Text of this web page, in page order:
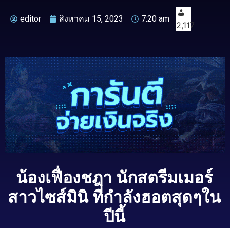
editor สิงหาคม 15, 2023 7:20 am
2,117
น้องเฟื่องชฎา นักสตรีมเมอร์
สาวไซส์มินิ ที่กำลังฮอตสุดๆใน
ปีนี้